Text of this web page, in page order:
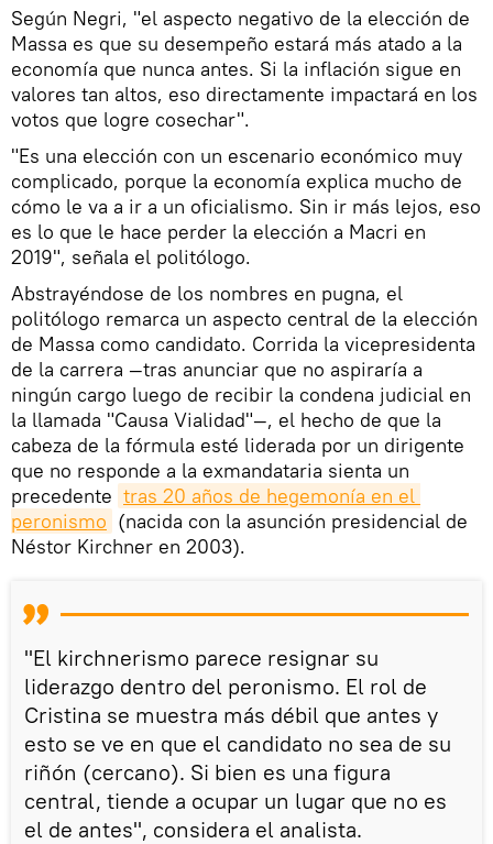
Según Negri, "el aspecto negativo de la elección de
Massa es que su desempeño estará más atado a la
economía que nunca antes. Si la inflación sigue en
valores tan altos, eso directamente impactará en los
votos que logre cosechar".
"Es una elección con un escenario económico muy
complicado, porque la economía explica mucho de
cómo le va a ir a un oficialismo. Sin ir más lejos, eso
es lo que le hace perder la elección a Macri en
2019", señala el politólogo.
Abstrayéndose de los nombres en pugna, el
politólogo remarca un aspecto central de la elección
de Massa como candidato. Corrida la vicepresidenta
de la carrera —tras anunciar que no aspiraría a
ningún cargo luego de recibir la condena judicial en
la llamada "Causa Vialidad"—, el hecho de que la
cabeza de la fórmula esté liderada por un dirigente
que no responde a la exmandataria sienta un
precedente tras 20 años de hegemonía en el
peronismo (nacida con la asunción presidencial de
Néstor Kirchner en 2003).
"El kirchnerismo parece resignar su
liderazgo dentro del peronismo. El rol de
Cristina se muestra más débil que antes y
esto se ve en que el candidato no sea de su
riñón (cercano). Si bien es una figura
central, tiende a ocupar un lugar que no es
el de antes", considera el analista.